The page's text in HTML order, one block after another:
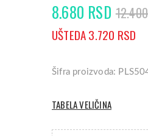
8.680 RSD
UŠTEDA 3.720 RSD
Šifra proizvoda:
TABELA VELIČINA